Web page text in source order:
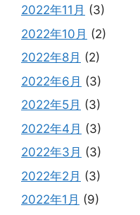
2022年11月 (3)
2022年10月 (2)
2022年8月 (2)
2022年6月 (3)
2022年5月 (3)
2022年4月 (3)
2022年3月 (3)
2022年2月 (3)
2022年1月 (9)